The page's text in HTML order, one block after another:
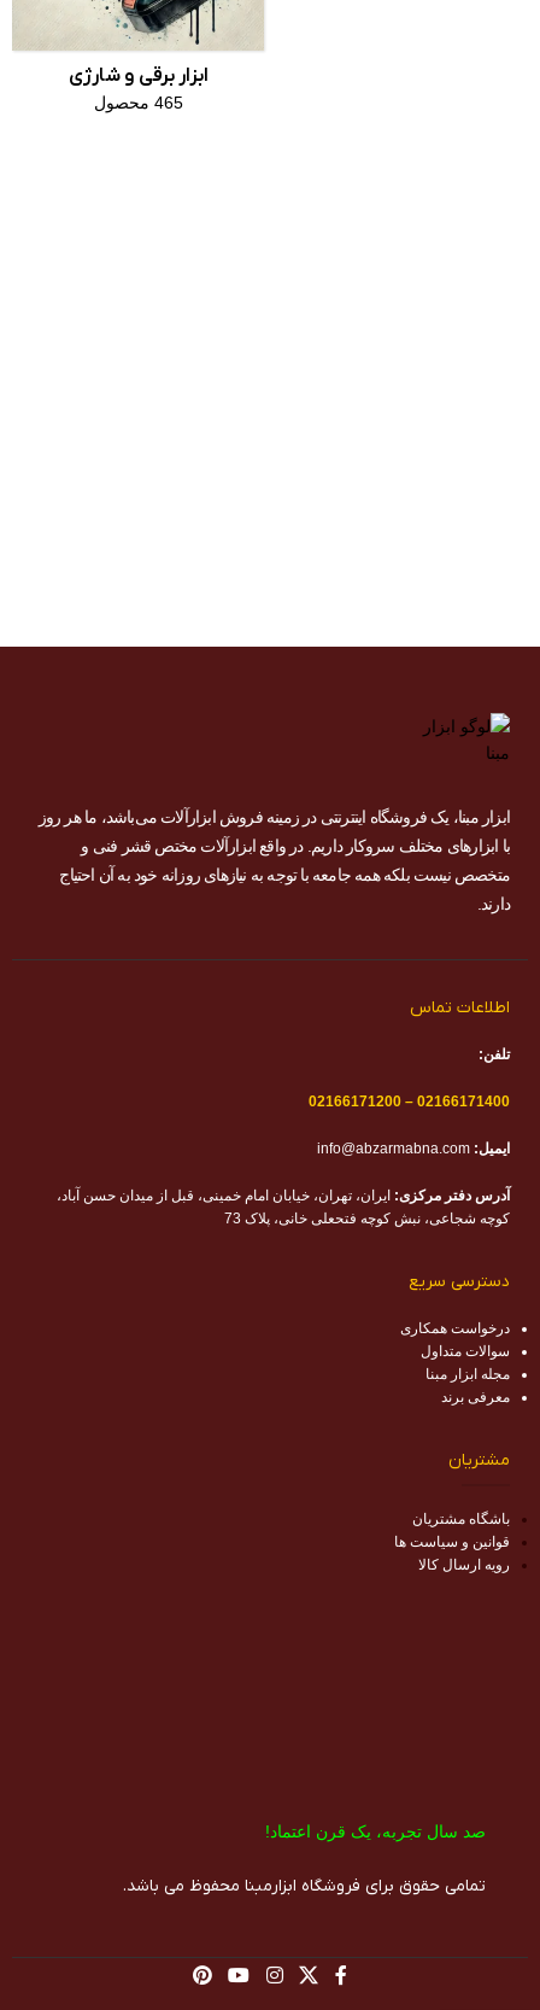
ابزار برقی و شارژی
465 محصول
ابزار مبنا، یک فروشگاه اینترنتی در زمینه فروش ابزارآلات می‌باشد، ما هر روز
با ابزارهای مختلف سروکار داریم. در واقع ابزارآلات مختص قشر فنی و
متخصص نیست بلکه همه جامعه با توجه به نیازهای روزانه خود به آن احتیاج
دارند.
اطلاعات تماس
تلفن:
02166171400
–
02166171200
ایمیل: info@abzarmabna.com
آدرس دفتر مرکزی: ایران، تهران، خیابان امام خمینی، قبل از میدان حسن آباد،
کوچه شجاعی، نبش کوچه فتحعلی خانی، پلاک 73
دسترسی سریع
درخواست همکاری
سوالات متداول
مجله ابزار مبنا
معرفی برند
مشتریان
باشگاه مشتریان
قوانین و سیاست ها
رویه ارسال کالا
صد سال تجربه، یک قرن اعتماد!​
تمامی حقوق برای فروشگاه ابزارمبنا محفوظ می باشد.